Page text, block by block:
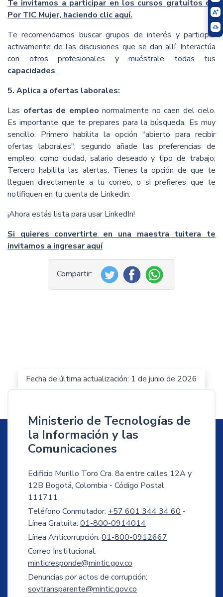
Te invitamos a participar en los cursos gratuitos de
Por TIC Mujer, haciendo clic aquí.
Te recomendamos buscar grupos de interés y participar
activamente de las discusiones que se dan allí. Interactúa
con otros profesionales y muéstrale todas tus
capacidades.
5. Aplica a ofertas laborales:
Las ofertas de empleo normalmente no caen del cielo.
Es importante que te prepares para la búsqueda. Es muy
sencillo. Primero habilita la opción "abierto para recibir
ofertas laborales"; segundo añade las preferencias de
empleo, como ciudad, salario deseado y tipo de trabajo;
Tercero habilita las alertas. Tienes la opción de que te
lleguen directamente a tu correo, o si prefieres que te
notifiquen en tu cuenta de Linkedin.
¡Ahora estás lista para usar LinkedIn!
Si quieres convertirte en una maestra tuitera te
invitamos a ingresar aquí
Fecha de última actualización: 1 de junio de 2026
Ministerio de Tecnologías de
la Información y las
Comunicaciones
Edificio Murillo Toro Cra. 8a entre calles 12A y
12B Bogotá, Colombia - Código Postal
111711
Teléfono Conmutador: +57 601 344 34 60 -
Línea Gratuita: 01-800-0914014
Línea Anticorrupción: 01-800-0912667
Correo Institucional:
minticresponde@mintic.gov.co
Denuncias por actos de corrupción:
soytransparente@mintic.gov.co